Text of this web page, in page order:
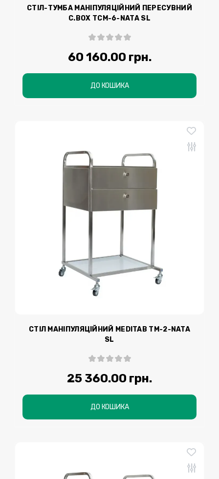
СТІЛ-ТУМБА МАНІПУЛЯЦІЙНИЙ ПЕРЕСУВНИЙ
C.BOX ТСМ-6-NATA SL
60 160.00 грн.
ДО КОШИКА
СТІЛ МАНІПУЛЯЦІЙНИЙ MEDITAB TМ-2-NATA
SL
25 360.00 грн.
ДО КОШИКА